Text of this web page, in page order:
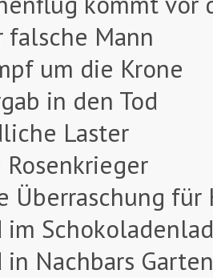
falsche Mann
um die Krone
in den Tod
Laster
Rosenkrieger
Überraschung für
im
in Nachbars Garten